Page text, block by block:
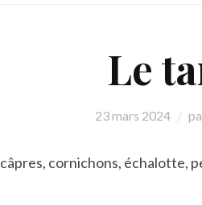
Le
23 mars 2024
câpres, cornichons, échalotte,